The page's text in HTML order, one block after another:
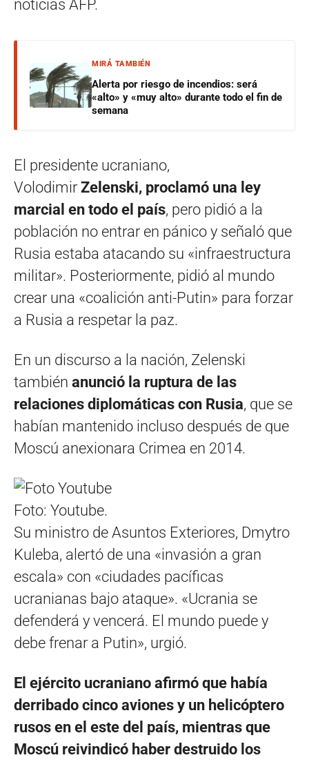
noticias AFP.
MIRÁ TAMBIÉN
Alerta por riesgo de incendios: será
«alto» y «muy alto» durante todo el fin de
semana
El presidente ucraniano,
Volodimir Zelenski, proclamó una ley
marcial en todo el país, pero pidió a la
población no entrar en pánico y señaló que
Rusia estaba atacando su «infraestructura
militar». Posteriormente, pidió al mundo
crear una «coalición anti-Putin» para forzar
a Rusia a respetar la paz.
En un discurso a la nación, Zelenski
también anunció la ruptura de las
relaciones diplomáticas con Rusia, que se
habían mantenido incluso después de que
Moscú anexionara Crimea en 2014.
Foto: Youtube.
Su ministro de Asuntos Exteriores, Dmytro
Kuleba, alertó de una «invasión a gran
escala» con «ciudades pacíficas
ucranianas bajo ataque». «Ucrania se
defenderá y vencerá. El mundo puede y
debe frenar a Putin», urgió.
El ejército ucraniano afirmó que había
derribado cinco aviones y un helicóptero
rusos en el este del país, mientras que
Moscú reivindicó haber destruido los